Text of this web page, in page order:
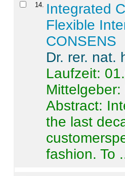
14
Integrated
Flexible
CONSENS
Dr. rer. nat.
Laufzeit:
Abstract:
the last
fashion. To